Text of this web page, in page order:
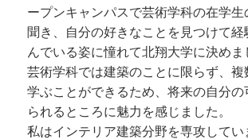
ープンキャンパスで芸術学科の在学生
聞き、自分の好きなことを見つけて経
んでいる姿に憧れて北翔大学に決めま
芸術学科では建築のことに限らず、複
学ぶことができるため、将来の自分の
られるところに魅力を感じました。
私はインテリア建築分野を専攻してい